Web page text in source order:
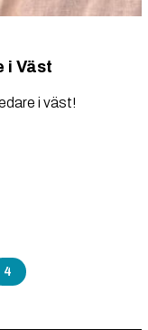
i Väst
i väst!
4